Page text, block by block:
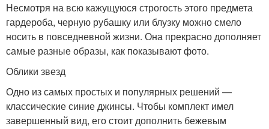
Несмотря на всю кажущуюся строгость этого предмета
гардероба, черную рубашку или блузку можно смело
носить в повседневной жизни. Она прекрасно дополняет
самые разные образы, как показывают фото.
Облики звезд
Одно из самых простых и популярных решений —
классические синие джинсы. Чтобы комплект имел
завершенный вид, его стоит дополнить бежевым